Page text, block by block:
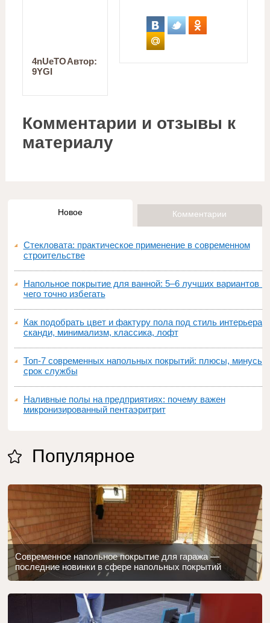
Автор:
4nUeTO
9YGI
Комментарии и отзывы к
материалу
Новое Комментарии
Стекловата: практическое применение в современном
строительстве
Напольное покрытие для ванной: 5–6 лучших вариантов и
чего точно избегать
Как подобрать цвет и фактуру пола под стиль интерьера:
сканди, минимализм, классика, лофт
Топ‑7 современных напольных покрытий: плюсы, минусы,
срок службы
Наливные полы на предприятиях: почему важен
микронизированный пентаэритрит
Популярное
Современное напольное покрытие для гаража —
последние новинки в сфере напольных покрытий